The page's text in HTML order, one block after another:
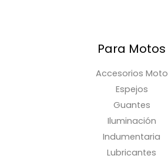
Para Motos
Accesorios Moto
Espejos
Guantes
Iluminación
Indumentaria
Lubricantes